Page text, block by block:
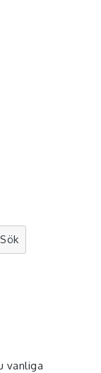
Sök
vanliga